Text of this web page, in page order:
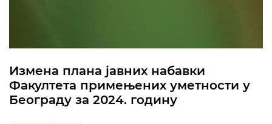
Измена плана јавних набавки
Факултета примењених уметности у
Београду за 2024. годину